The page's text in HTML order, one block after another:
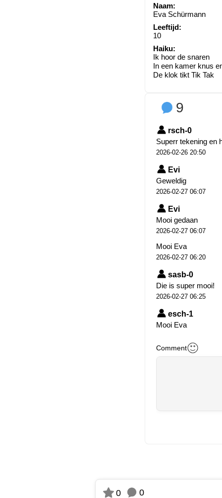
Naam:
Eva Schürmann
Leeftijd:
10
Haiku:
Ik hoor de snaren
In een kamer knus
De klok tikt Tik Tak
9
rsch-0
Superr tekening en
2026-02-26 20:50
Evi
Geweldig
2026-02-27 06:07
Evi
Mooi gedaan
2026-02-27 06:07
Mooi Eva
2026-02-27 06:20
sasb-0
Die is super mooi!
2026-02-27 06:25
esch-1
Mooi Eva
Topper !
Comment
0 0